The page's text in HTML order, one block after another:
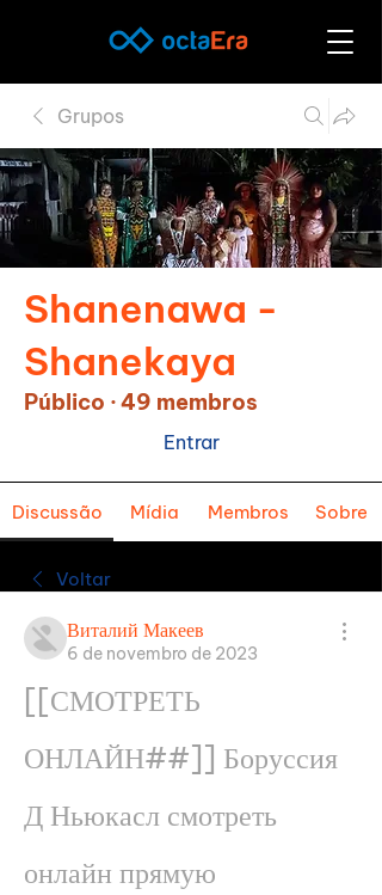
Grupos
Shanenawa -
Shanekaya
Público ·49 membros
Entrar
Discussão Mídia Membros Sobre
Voltar
Виталий Макеев
6 de novembro de 2023
[[СМОТРЕТЬ
ОНЛАЙН##]] Боруссия
Д Ньюкасл смотреть
онлайн прямую